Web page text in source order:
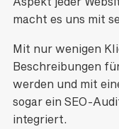
macht es uns mit
Mit nur wenigen
Beschreibungen
werden und mit
sogar ein SEO-
integriert.